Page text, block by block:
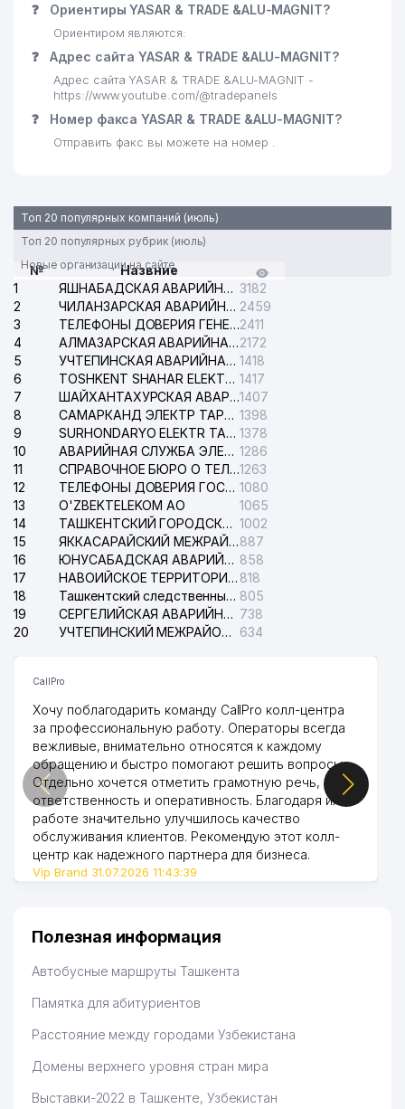
❓ Ориентиры YASAR & TRADE &ALU-MAGNIT?
Ориентиром являются:
❓ Адрес сайта YASAR & TRADE &ALU-MAGNIT?
Адрес сайта YASAR & TRADE &ALU-MAGNIT -
https://www.youtube.com/@tradepanels
❓ Номер факса YASAR & TRADE &ALU-MAGNIT?
Отправить факс вы можете на номер .
Топ 20 популярных компаний (июль)
Топ 20 популярных рубрик (июль)
Новые организации на сайте
№
Назвние
1
ЯШНАБАДСКАЯ АВАРИЙНАЯ СЛУЖБА ЭЛЕКТРОСЕТИ 3182
2
ЧИЛАНЗАРСКАЯ АВАРИЙНАЯ СЛУЖБА ЭЛЕКТРОСЕТИ 2459
3
ТЕЛЕФОНЫ ДОВЕРИЯ ГЕНЕРАЛЬНОЙ ПРОКУРАТУРЫ РЕСПУБЛИКИ УЗБЕКИСТАН2411
4
АЛМАЗАРСКАЯ АВАРИЙНАЯ СЛУЖБА ЭЛЕКТРОСЕТИ2172
5
УЧТЕПИНСКАЯ АВАРИЙНАЯ СЛУЖБА ЭЛЕКТРОСЕТИ 1418
6
TOSHKENT SHAHAR ELEKTR TARMOQLARI KORXONASI АО 1417
7
ШАЙХАНТАХУРСКАЯ АВАРИЙНАЯ СЛУЖБА ЭЛЕКТРОСЕТИ1407
8
САМАРКАНД ЭЛЕКТР ТАРМОКЛАРИ АО 1398
9
SURHONDARYO ELEKTR TARMOKLARI АО 1378
10
АВАРИЙНАЯ СЛУЖБА ЭЛЕКТРОСЕТИ ТАШКЕНТСКОГО РАЙОНА 1286
11
СПРАВОЧНОЕ БЮРО О ТЕЛЕФОНАХ ОРГАНИЗАЦИЙ г. ТАШКЕНТА1263
12
ТЕЛЕФОНЫ ДОВЕРИЯ ГОСУДАРСТВЕННОГО ЦЕНТРА ТЕСТИРОВАНИЯ 1080
13
O'ZBEKTELEKOM АО
1065
14
ТАШКЕНТСКИЙ ГОРОДСКОЙ СУД ПО ГРАЖДАНСКИМ ДЕЛАМ 1002
15
ЯККАСАРАЙСКИЙ МЕЖРАЙОННЫЙ СУД ПО ГРАЖДАНСКИМ ДЕЛАМ887
16
ЮНУСАБАДСКАЯ АВАРИЙНАЯ СЛУЖБА ЭЛЕКТРОСЕТИ 858
17
НАВОИЙСКОЕ ТЕРРИТОРИАЛЬНОЕ ПРЕДПРИЯТИЕ ЭЛЕКТРОСЕТИ АО 818
18
Ташкентский следственный изолятор 805
19
СЕРГЕЛИЙСКАЯ АВАРИЙНАЯ СЛУЖБА ЭЛЕКТРОСЕТИ 738
20
УЧТЕПИНСКИЙ МЕЖРАЙОННЫЙ СУД ПО ГРАЖДАНСКИМ ДЕЛАМ 634
CallPro
Хочу поблагодарить команду CallPro колл-центра
за профессиональную работу. Операторы всегда
вежливые, внимательно относятся к каждому
обращению и быстро помогают решить вопросы.
Отдельно хочется отметить грамотную речь,
ответственность и оперативность. Благодаря их
работе значительно улучшилось качество
обслуживания клиентов. Рекомендую этот колл-
центр как надежного партнера для бизнеса.
Vip Brand 31.07.2026 11:43:39
Полезная информация
Автобусные маршруты Ташкента
Памятка для абитуриентов
Расстояние между городами Узбекистана
Домены верхнего уровня стран мира
Выставки-2022 в Ташкенте, Узбекистан